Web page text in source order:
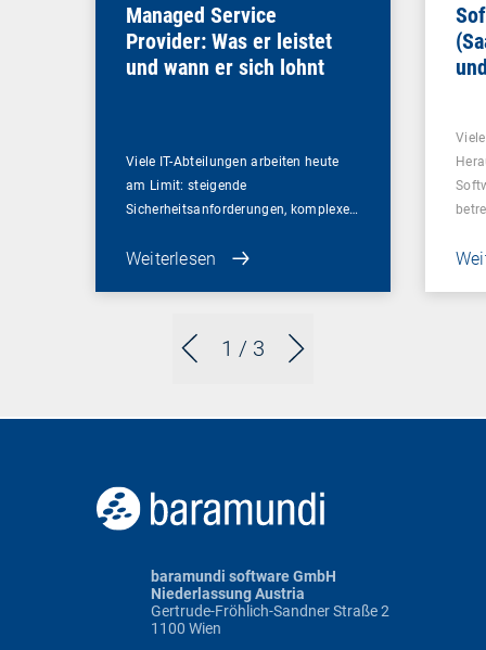
1 / 3
Managed Service
Provider: Was er leistet
und wann er sich lohnt
Viele IT-Abteilungen arbeiten heute
am Limit: steigende
Sicherheitsanforderungen, komplexe…
Weiterlesen
baramundi software GmbH
Niederlassung Austria
Gertrude-Fröhlich-Sandner Straße 2
1100 Wien